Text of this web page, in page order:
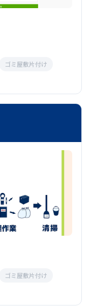
ゴミ屋敷片付け
ゴミ屋敷片付け